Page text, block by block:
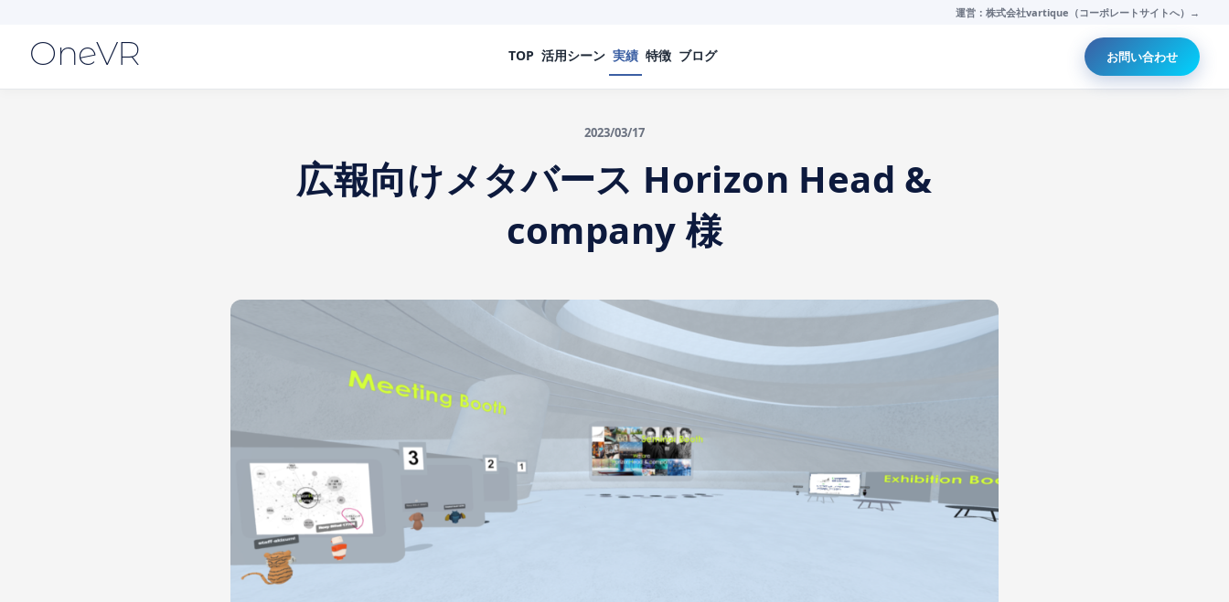
運営：株式会社vartique（コーポレートサイトへ）→
OneVR TOP 活用シーン 実績 特徴 ブログ お問い合わせ
2023/03/17
広報向けメタバース Horizon Head &
company 様